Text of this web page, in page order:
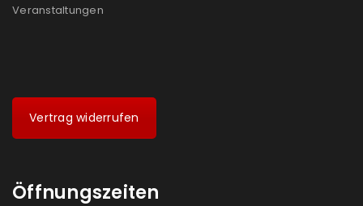
Veranstaltungen
Vertrag widerrufen
Öffnungszeiten